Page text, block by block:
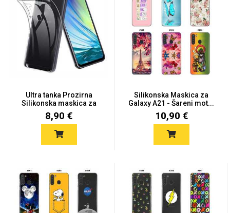
Ultra tanka Prozirna
Silikonska maskica za
Sam...
8,90 €
Silikonska Maskica za
Galaxy A21 - Šareni mot...
10,90 €
Sleng Feel Good
Životinjsko carstvo
Univerzalne futrole i
maskice
Preklopne maskice